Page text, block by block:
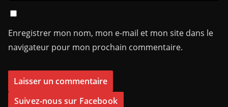
Enregistrer mon nom, mon e-mail et mon site dans le
navigateur pour mon prochain commentaire.
Suivez-nous sur Facebook